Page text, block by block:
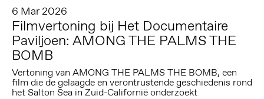
6 Mar 2026
Filmvertoning bij Het Documentaire
Paviljoen: AMONG THE PALMS THE
BOMB
Vertoning van AMONG THE PALMS THE BOMB, een
film die de gelaagde en verontrustende geschiedenis rond
het Salton Sea in Zuid-Californië onderzoekt